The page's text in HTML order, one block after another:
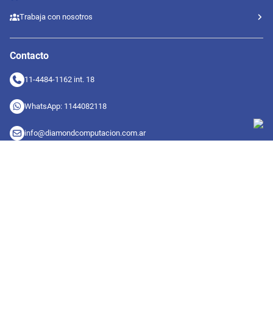
Trabaja con nosotros
Contacto
11-4484-1162 int. 18
WhatsApp: 1144082118
info@diamondcomputacion.com.ar